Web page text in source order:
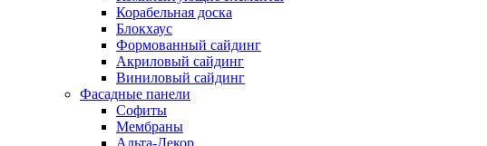
Корабельная доска
Блокхаус
Формованный сайдинг
Акриловый сайдинг
Виниловый сайдинг
Фасадные панели
Софиты
Мембраны
Альта-Декор